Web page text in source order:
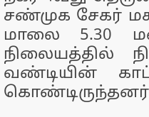
சண்முக சேகர்
மாலை 5.30
நிலையத்தில்
வண்டியின்